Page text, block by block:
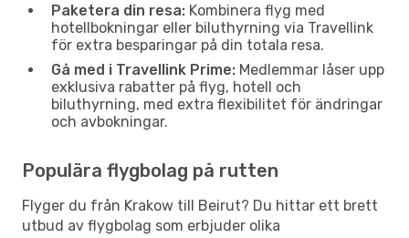
Paketera din resa: Kombinera flyg med
hotellbokningar eller biluthyrning via Travellink
för extra besparingar på din totala resa.
Gå med i Travellink Prime: Medlemmar låser upp
exklusiva rabatter på flyg, hotell och
biluthyrning, med extra flexibilitet för ändringar
och avbokningar.
Populära flygbolag på rutten
Flyger du från Krakow till Beirut? Du hittar ett brett
utbud av flygbolag som erbjuder olika